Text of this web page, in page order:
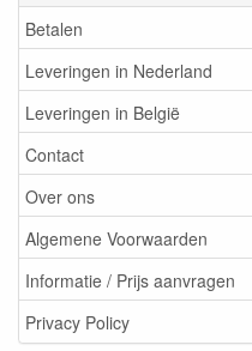
Betalen
Leveringen in Nederland
Leveringen in België
Contact
Over ons
Algemene Voorwaarden
Informatie / Prijs aanvragen
Privacy Policy